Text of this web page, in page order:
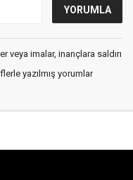
veya imalar, inançlara saldırı
yazılmış yorumlar